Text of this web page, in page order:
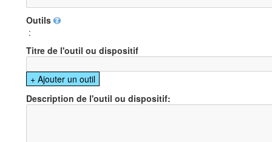
Outils
:
Titre de l'outil ou dispositif
Description de l'outil ou dispositif: